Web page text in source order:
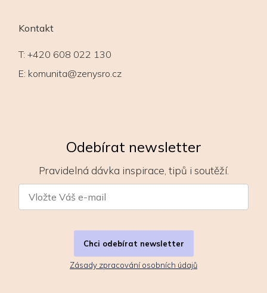
Kontakt
T: +420 608 022 130
E: komunita@zenysro.cz
Odebírat newsletter
Pravidelná dávka inspirace, tipů i soutěží.
Chci odebírat newsletter
Zásady zpracování osobních údajů